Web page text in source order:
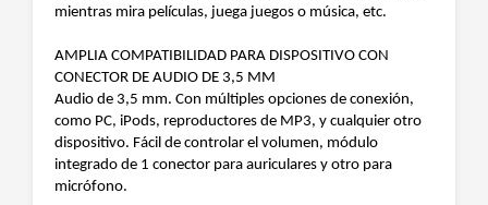
mientras mira películas, juega juegos o música, etc.
AMPLIA COMPATIBILIDAD PARA DISPOSITIVO CON
CONECTOR DE AUDIO DE 3,5 MM
Audio de 3,5 mm. Con múltiples opciones de conexión,
como PC, iPods, reproductores de MP3, y cualquier otro
dispositivo. Fácil de controlar el volumen, módulo
integrado de 1 conector para auriculares y otro para
micrófono.